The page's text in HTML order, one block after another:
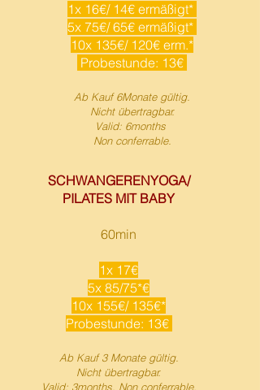
1x 16€/ 14€ ermäßigt*
5x 75€/ 65€ ermäßigt*
10x 135€/ 120€ erm.*
Probestunde: 13€
Ab Kauf 6Monate gültig.
Nicht übertragbar.
Valid: 6months
Non conferrable.
SCHWANGERENYOGA/
PILATES MIT BABY
60min
1x 17€
5x 85/75*€
10x 155€/ 135€*
​Probestunde: 13€
Ab Kauf 3 Monate gültig.
Nicht übertragbar.
Valid: 3months. Non conferrable.​